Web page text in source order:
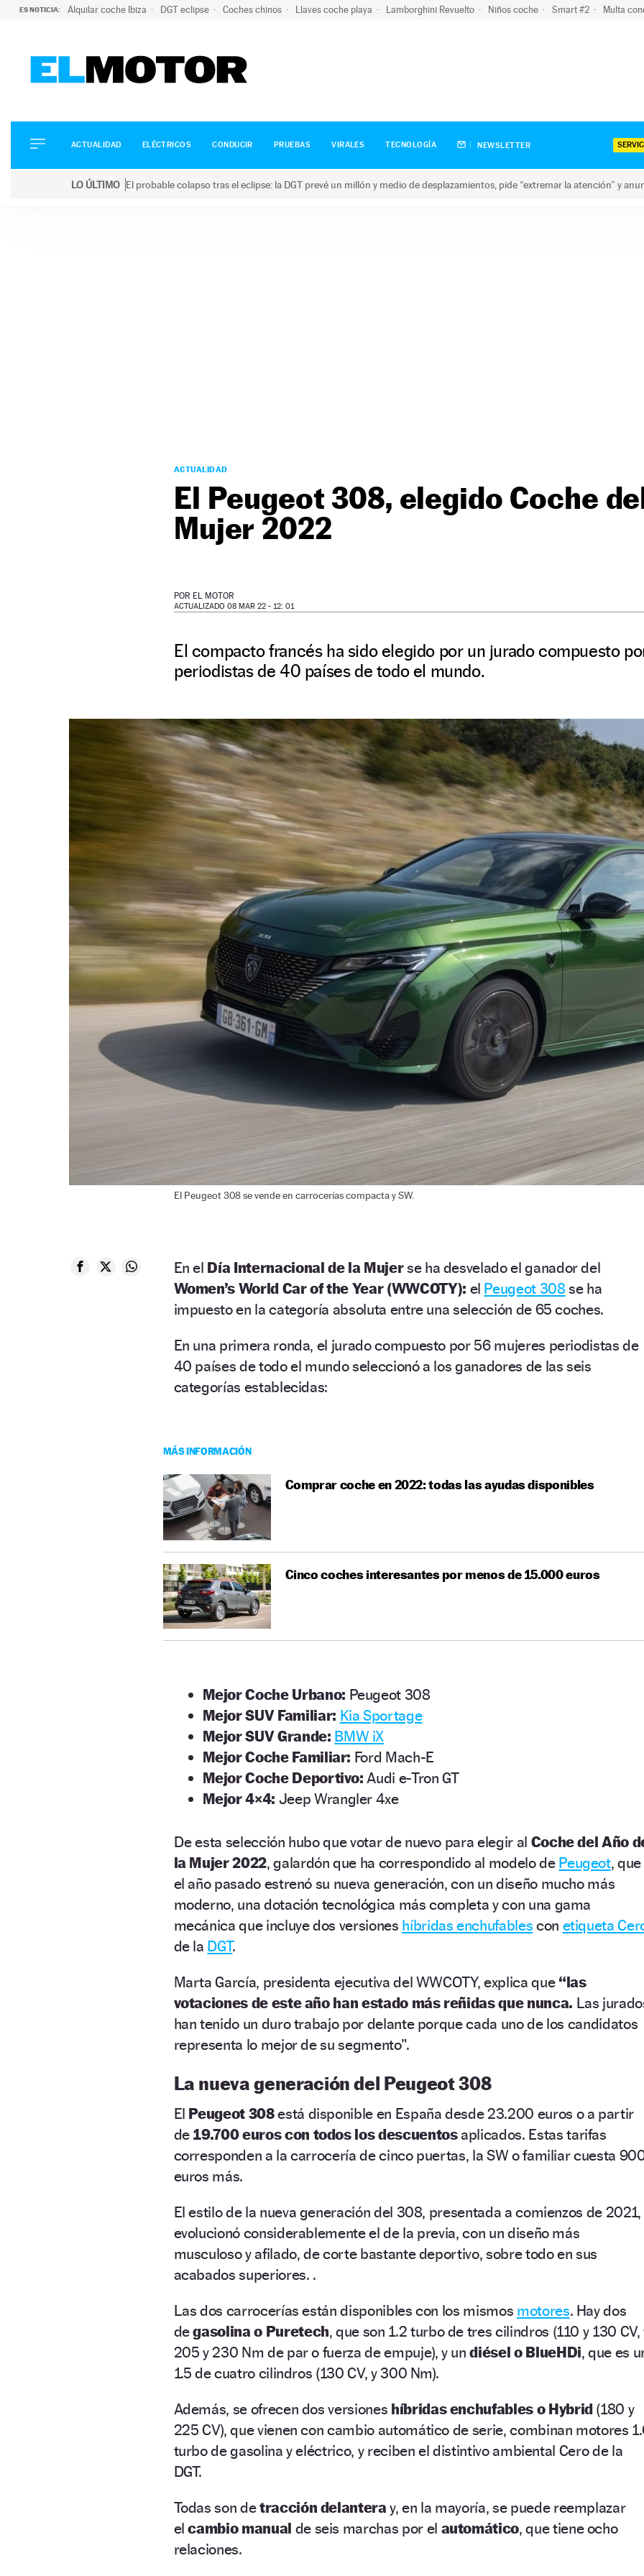
ES NOTICIA: Alquilar coche Ibiza DGT eclipse Coches chinos Llaves coche playa Lamborghini Revuelto Niños coche Smart #2 Multa
ELÉCTRICOS
CONDUCIR
ACTUALIDAD ELÉCTRICOS CONDUCIR PRUEBAS VIRALES TECNOLOGÍA NEWSLETTER
LO ÚLTIMO El probable colapso tras el eclipse: la DGT prevé un millón y medio de desplazamientos, pide “extremar la atención” y
ACTUALIDAD
El Peugeot 308, elegido Coche
Mujer 2022
POR EL MOTOR
ACTUALIZADO 08 MAR 22 - 12: 01
El compacto francés ha sido elegido por un jurado compuesto
periodistas de 40 países de todo el mundo.
El Peugeot 308 se vende en carrocerías compacta y SW.
En el Día Internacional de la Mujerse ha desvelado el ganador del
Women’s World Car of the Year (WWCOTY): el Peugeot 308se ha
impuesto en la categoría absoluta entre una selección de 65 coches.
En una primera ronda, el jurado compuesto por 56 mujeres periodistas de
40 países de todo el mundo seleccionó a los ganadores de las seis
categorías establecidas:
MÁS INFORMACIÓN
Comprar coche en 2022: todas las ayudas disponibles
Cinco coches interesantes por menos de 15.000 euros
Mejor Coche Urbano: Peugeot 308
Mejor SUV Familiar: Kia Sportage
Mejor SUV Grande: BMW iX
Mejor Coche Familiar: Ford Mach-E
Mejor Coche Deportivo: Audi e-Tron GT
Mejor 4×4: Jeep Wrangler 4xe
De esta selección hubo que votar de nuevo para elegir al Coche del Año
la Mujer 2022, galardón que ha correspondido al modelo de Peugeot, que
el año pasado estrenó su nueva generación, con un diseño mucho más
moderno, una dotación tecnológica más completa y con una gama
mecánica que incluye dos versiones híbridas enchufables con etiqueta
de la DGT.
Marta García, presidenta ejecutiva del WWCOTY, explica que “las
votaciones de este año han estado más reñidas que nunca. Las
han tenido un duro trabajo por delante porque cada uno de los candidatos
representa lo mejor de su segmento”.
La nueva generación del Peugeot 308
El Peugeot 308está disponible en España desde 23.200 euros o a partir
de 19.700 euros con todos los descuentosaplicados. Estas tarifas
corresponden a la carrocería de cinco puertas, la SW o familiar cuesta
euros más.
El estilo de la nueva generación del 308, presentada a comienzos de 2021,
evolucionó considerablemente el de la previa, con un diseño más
musculoso y afilado, de corte bastante deportivo, sobre todo en sus
acabados superiores. .
Las dos carrocerías están disponibles con los mismos motores. Hay dos
degasolina o Puretech, que son 1.2 turbo de tres cilindros (110 y 130 CV,
205 y 230 Nm de par o fuerza de empuje), y undiésel o BlueHDi, que es
1.5 de cuatro cilindros (130 CV, y 300 Nm).
Además, se ofrecen dos versiones híbridas enchufables o Hybrid(180 y
225 CV), que vienen con cambio automático de serie, combinan motores
turbo de gasolina y eléctrico, y reciben el distintivo ambiental Cero de la
DGT.
Todas son detracción delantera y, en la mayoría, se puede reemplazar
elcambio manual de seis marchas por el automático, que tiene ocho
relaciones.